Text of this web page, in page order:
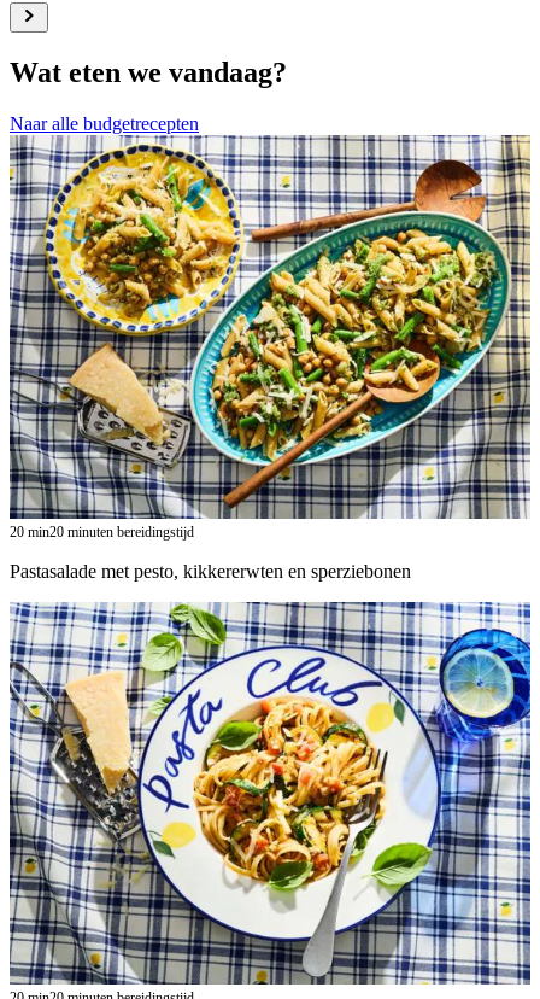
Wat eten we vandaag?
Naar alle budgetrecepten
20 min20 minuten bereidingstijd
Pastasalade met pesto, kikkererwten en sperziebonen